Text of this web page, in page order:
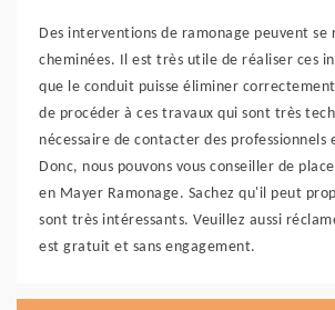
Des interventions de ramonage peuvent se
cheminées. Il est très utile de réaliser ces
que le conduit puisse éliminer
de procéder à ces travaux qui sont très
nécessaire de contacter des professionnels
Donc, nous pouvons vous conseiller de
en Mayer Ramonage. Sachez qu'il peut
sont très intéressants. Veuillez aussi
est gratuit et sans engagement.